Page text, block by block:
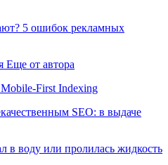
5 ошибок рекламных
Еще от автора
First Indexing
SEO: в выдаче
в воду или пролилась жидкость